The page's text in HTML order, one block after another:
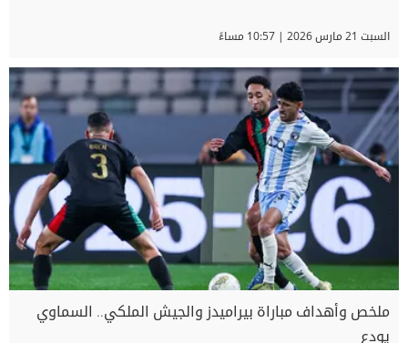
السبت 21 مارس 2026 | 10:57 مساءً
ملخص وأهداف مباراة بيراميدز والجيش الملكي.. السماوي
يودع